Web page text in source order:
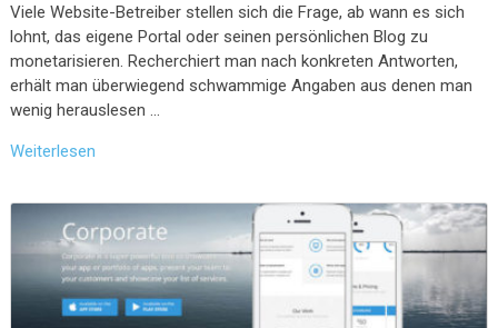
Viele Website-Betreiber stellen sich die Frage, ab wann es sich
lohnt, das eigene Portal oder seinen persönlichen Blog zu
monetarisieren. Recherchiert man nach konkreten Antworten,
erhält man überwiegend schwammige Angaben aus denen man
wenig herauslesen …
Weiterlesen